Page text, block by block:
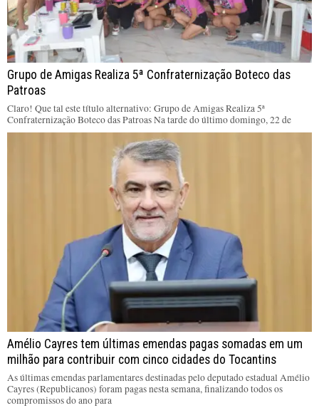
Grupo de Amigas Realiza 5ª Confraternização Boteco das
Patroas
Claro! Que tal este título alternativo: Grupo de Amigas Realiza 5ª
Confraternização Boteco das Patroas Na tarde do último domingo, 22 de
Amélio Cayres tem últimas emendas pagas somadas em um
milhão para contribuir com cinco cidades do Tocantins
As últimas emendas parlamentares destinadas pelo deputado estadual Amélio
Cayres (Republicanos) foram pagas nesta semana, finalizando todos os
compromissos do ano para